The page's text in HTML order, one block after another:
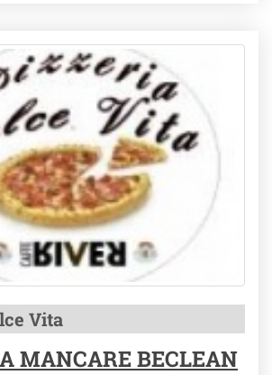
Vita
MANCARE BECLEAN